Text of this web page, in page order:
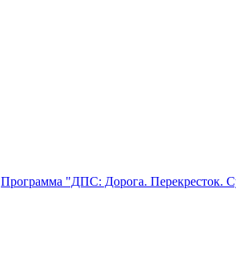
Программа "ДПС: Дорога. Перекресток.